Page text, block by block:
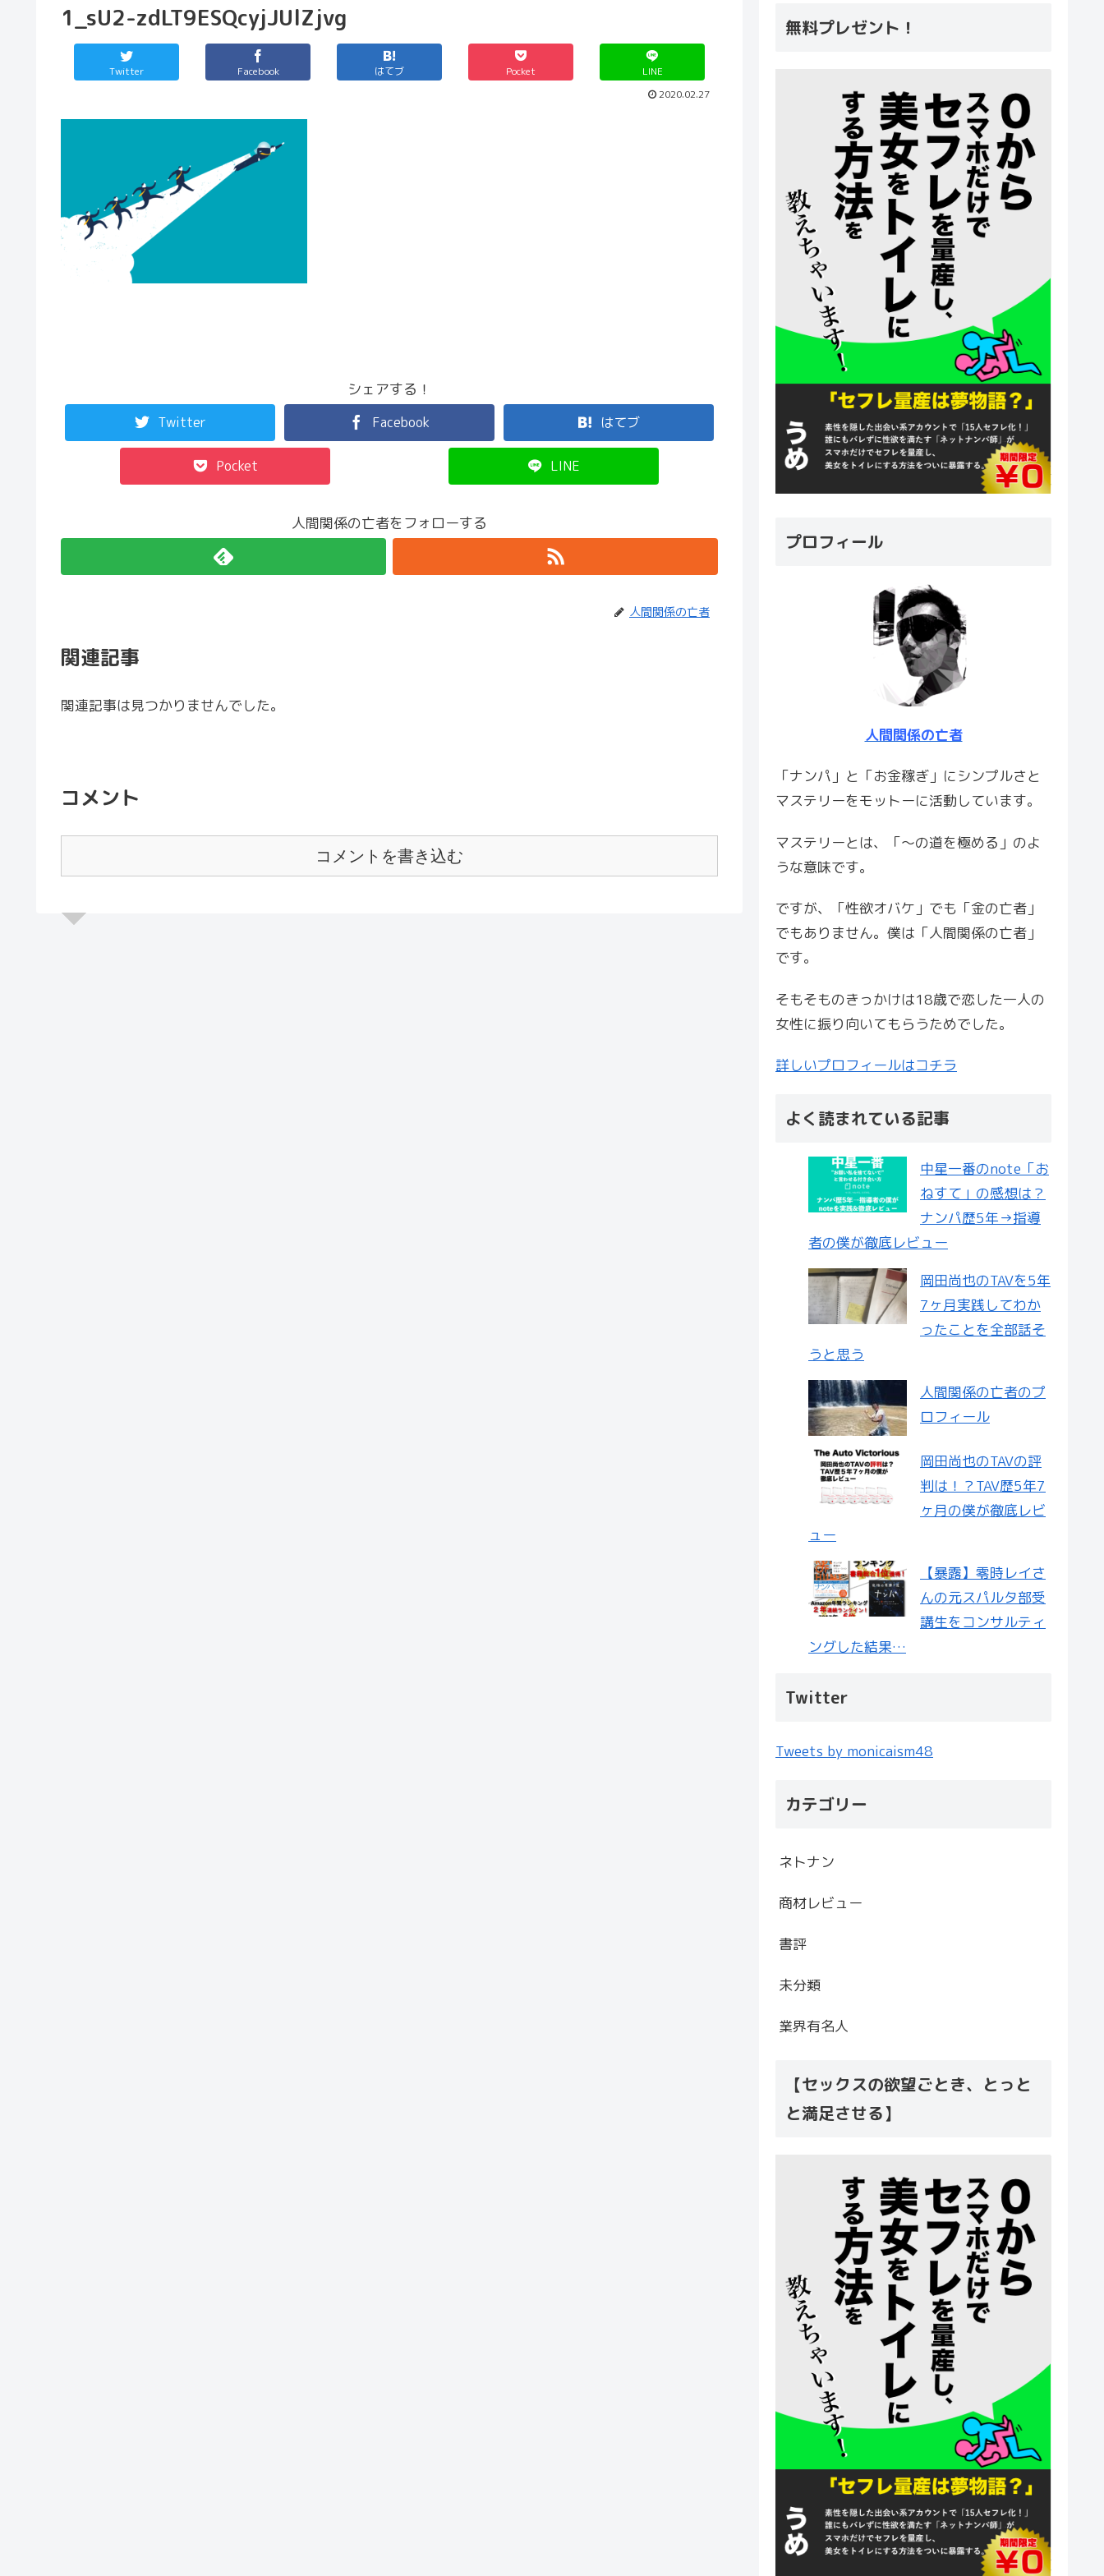
1_sU2-zdLT9ESQcyjJUlZjvg
Twitter Facebook はてブ Pocket
LINE
2020.02.27
シェアする！
Twitter Facebook はてブ
Pocket LINE
人間関係の亡者をフォローする
人間関係の亡者
関連記事
関連記事は見つかりませんでした。
コメント
コメントを書き込む
無料プレゼント！
プロフィール
人間関係の亡者
「ナンパ」と「お金稼ぎ」にシンプルさと
マステリーをモットーに活動しています。
マステリーとは、「〜の道を極める」のよ
うな意味です。
ですが、「性欲オバケ」でも「金の亡者」
でもありません。僕は「人間関係の亡者」
です。
そもそものきっかけは18歳で恋した一人の
女性に振り向いてもらうためでした。
詳しいプロフィールはコチラ
よく読まれている記事
中星一番のnote「お
ねすて」の感想は？
ナンパ歴5年→指導
者の僕が徹底レビュー
岡田尚也のTAVを5年
7ヶ月実践してわか
ったことを全部話そ
うと思う
人間関係の亡者のプ
ロフィール
岡田尚也のTAVの評
判は！？TAV歴5年7
ヶ月の僕が徹底レビ
ュー
【暴露】零時レイさ
んの元スパルタ部受
講生をコンサルティ
ングした結果…
Twitter
Tweets by monicaism48
カテゴリー
ネトナン
商材レビュー
書評
未分類
業界有名人
【セックスの欲望ごとき、とっと
と満足させる】